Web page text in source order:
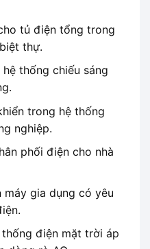
tủ điện tổng trong
thự.
thống chiếu sáng
trong hệ thống
nghiệp.
phối điện cho nhà
gia dụng có yêu
điện mặt trời áp